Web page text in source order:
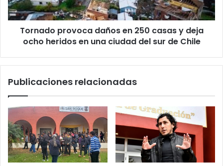
Tornado provoca daños en 250 casas y deja
ocho heridos en una ciudad del sur de Chile
Publicaciones relacionadas